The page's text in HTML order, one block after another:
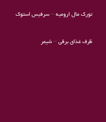
تورک مال ارومیه–سرفیس استوک
ظرف غذای برقی– شیمر